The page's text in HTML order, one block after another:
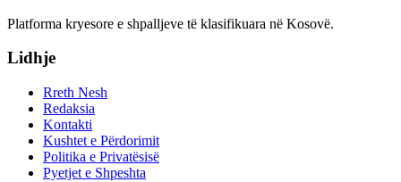
Platforma kryesore e shpalljeve të klasifikuara në Kosovë.
Lidhje
Rreth Nesh
Redaksia
Kontakti
Kushtet e Përdorimit
Politika e Privatësisë
Pyetjet e Shpeshta